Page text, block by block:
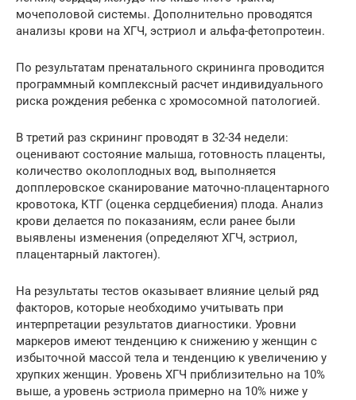
мочеполовой системы. Дополнительно проводятся
анализы крови на ХГЧ, эстриол и альфа-фетопротеин.
По результатам пренатального скрининга проводится
программный комплексный расчет индивидуального
риска рождения ребенка с хромосомной патологией.
В третий раз скрининг проводят в 32-34 недели:
оценивают состояние малыша, готовность плаценты,
количество околоплодных вод, выполняется
допплеровское сканирование маточно-плацентарного
кровотока, КТГ (оценка сердцебиения) плода. Анализ
крови делается по показаниям, если ранее были
выявлены изменения (определяют ХГЧ, эстриол,
плацентарный лактоген).
На результаты тестов оказывает влияние целый ряд
факторов, которые необходимо учитывать при
интерпретации результатов диагностики. Уровни
маркеров имеют тенденцию к снижению у женщин с
избыточной массой тела и тенденцию к увеличению у
хрупких женщин. Уровень ХГЧ приблизительно на 10%
выше, а уровень эстриола примерно на 10% ниже у